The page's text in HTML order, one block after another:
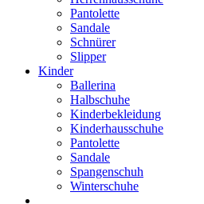
Pantolette
Sandale
Schnürer
Slipper
Kinder
Ballerina
Halbschuhe
Kinderbekleidung
Kinderhausschuhe
Pantolette
Sandale
Spangenschuh
Winterschuhe